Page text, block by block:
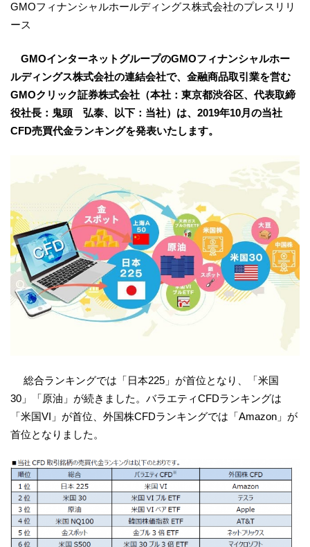
GMOフィナンシャルホールディングス株式会社のプレスリリ
ース
GMOインターネットグループのGMOフィナンシャルホー
ルディングス株式会社の連結会社で、金融商品取引業を営む
GMOクリック証券株式会社（本社：東京都渋谷区、代表取締
役社長：鬼頭 弘泰、以下：当社）は、2019年10月の当社
CFD売買代金ランキングを発表いたします。
総合ランキングでは「日本225」が首位となり、「米国
30」「原油」が続きました。バラエティCFDランキングは
「米国VI」が首位、外国株CFDランキングでは「Amazon」が
首位となりました。